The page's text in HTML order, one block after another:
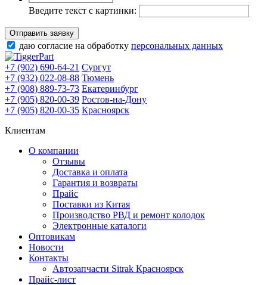
Введите текст с картинки:
Отправить заявку
даю согласие на обработку персональных данных
+7 (902) 690-64-21 Сургут
+7 (932) 022-08-88 Тюмень
+7 (908) 889-73-73 Екатеринбург
+7 (905) 820-00-39 Ростов-на-Дону
+7 (905) 820-00-35 Красноярск
Клиентам
О компании
Отзывы
Доставка и оплата
Гарантия и возвраты
Прайс
Поставки из Китая
Производство РВД и ремонт колодок
Электронные каталоги
Оптовикам
Новости
Контакты
Автозапчасти Sitrak Красноярск
Прайс-лист